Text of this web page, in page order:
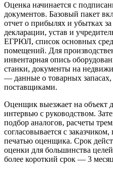
Оценка начинается с
документов. Базовый пакет
отчет о прибылях и убытках
декларации, устав и
ЕГРЮЛ, список основных
помещений. Для
инвентарная опись
станки, документы на
— данные о товарных запасах,
поставщиками.
Оценщик выезжает на объект
интервью с руководством.
подбор аналогов, расчеты
согласовывается с
печатью оценщика. Срок
оценки для большинства
более короткий срок — 3